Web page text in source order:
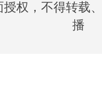
权，不得转载
播